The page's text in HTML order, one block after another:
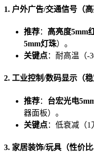
1. 户外广告/交通信号（高
推荐： 高亮度5mm
5mm灯珠）。
关键点：耐高温（-
2. 工业控制/数码显示（稳
推荐： 台宏光电
器面板）。
关键点：低衰减（1
3. 家居装饰/玩具（性价比